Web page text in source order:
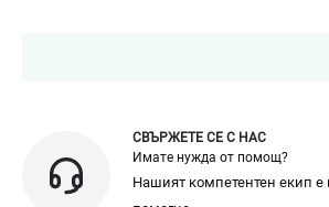
СВЪРЖЕТЕ СЕ С НАС
Имате нужда от помощ?
Нашият компетентен екип е